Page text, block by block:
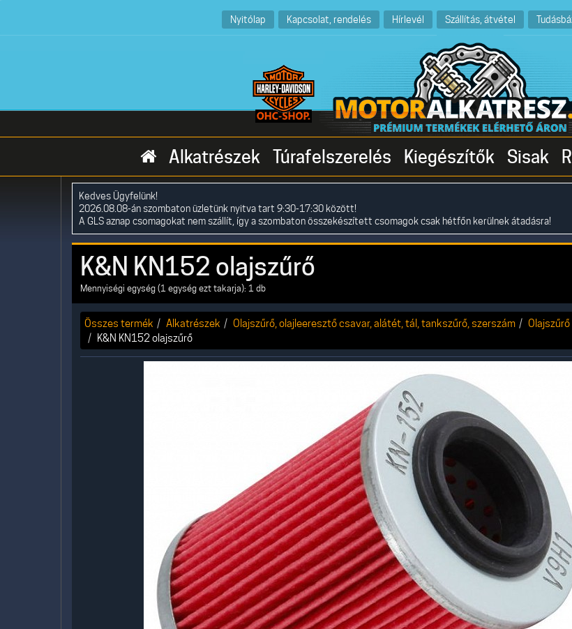
Nyitólap Kapcsolat, rendelés Hírlevél Szállítás, átvétel
Alkatrészek Túrafelszerelés Kiegészítők Sisak
Kedves Ügyfelünk!
2026.08.08-án szombaton üzletünk nyitva tart 9:30-17:30 között!
A GLS aznap csomagokat nem szállít, így a szombaton összekészített csomagok csak hétfőn kerülnek átadásra!
K&N KN152 olajszűrő
Mennyiségi egység (1 egység ezt takarja): 1 db
Összes termék Alkatrészek Olajszűrő, olajleeresztő csavar, alátét, tál, tankszűrő, szerszám
Olajszűrő
K&N KN152 olajszűrő